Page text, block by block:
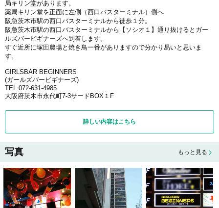
局キリン堂があります。
薬局キリン堂を正面に左側（西口バスターミナル）側へ
阪急茨木市駅の西口バスターミナルから徒歩１分。
阪急茨木市駅の西口バスターミナルから【ソシオ１】通り抜けるとガー
ルズバービギナーズへ到着します。
すぐ近所に塚田農場と焼き鳥一番がありますので分かり易いと思いま
す。
GIRLSBAR BEGINNERS
(ガールズバービギナーズ)
TEL:072-631-4985
大阪府茨木市永代町7-3サードBOX１F
詳しい内容はこちら
写真 もっと見る